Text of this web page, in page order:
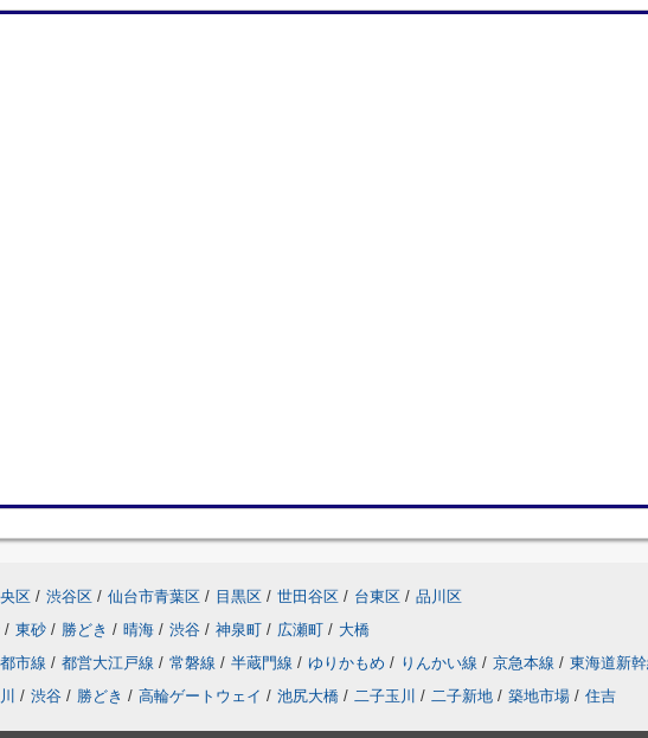
区 / 渋谷区 / 仙台市青葉区 / 目黒区 / 世田谷区 / 台東区 / 品川区
/ 東砂 / 勝どき / 晴海 / 渋谷 / 神泉町 / 広瀬町 / 大橋
市線 / 都営大江戸線 / 常磐線 / 半蔵門線 / ゆりかもめ / りんかい線 / 京急本線 / 東海道新
/ 渋谷 / 勝どき / 高輪ゲートウェイ / 池尻大橋 / 二子玉川 / 二子新地 / 築地市場 / 住吉